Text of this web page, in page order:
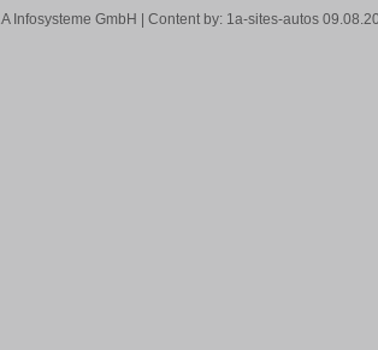
Infosysteme GmbH | Content by: 1a-sites-autos